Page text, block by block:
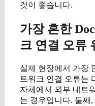
것이 좋습니다.
가장 흔한
크 연결 오류
실제 현장에서 가장
트워크 연결 오류는
자체에서 외부 네트
는 경우입니다. 둘째